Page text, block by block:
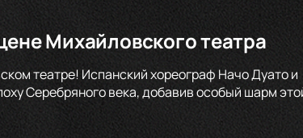
Михайловского театра
театре! Испанский хореограф Начо Дуато и
Серебряного века, добавив особый шарм